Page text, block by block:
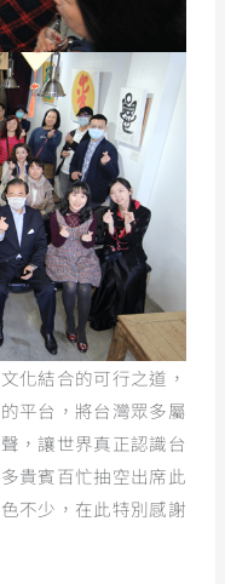
化結合的可行之道，
平台，將台灣眾多屬
，讓世界真正認識台
貴賓百忙抽空出席此
不少，在此特別感謝